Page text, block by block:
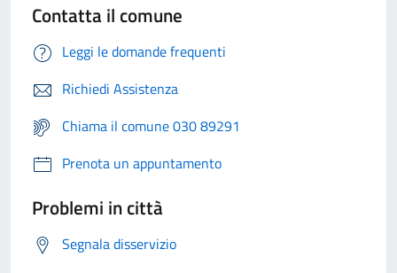
Contatta il comune
Leggi le domande frequenti
Richiedi Assistenza
Chiama il comune 030 89291
Prenota un appuntamento
Problemi in città
Segnala disservizio